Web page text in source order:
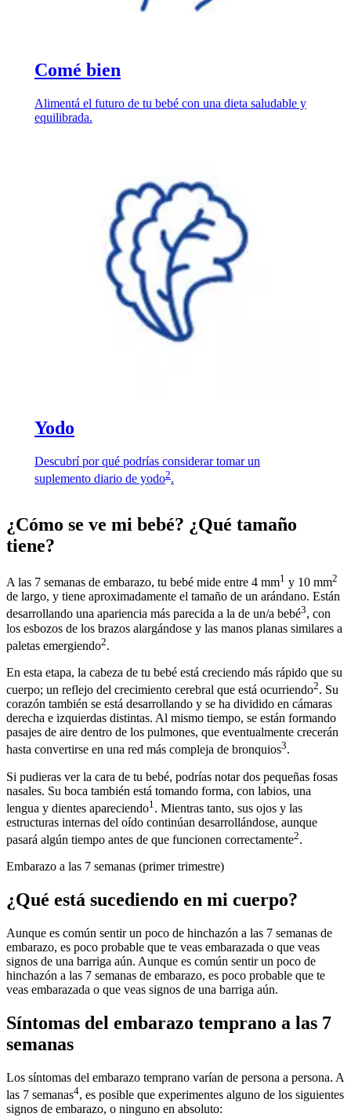
Comé bien
Alimentá el futuro de tu bebé con una dieta saludable y
equilibrada.
Yodo
Descubrí por qué podrías considerar tomar un
suplemento diario de yodo2.
¿Cómo se ve mi bebé? ¿Qué tamaño
tiene?
A las 7 semanas de embarazo, tu bebé mide entre 4 mm1 y 10 mm2
de largo, y tiene aproximadamente el tamaño de un arándano. Están
desarrollando una apariencia más parecida a la de un/a bebé3, con
los esbozos de los brazos alargándose y las manos planas similares a
paletas emergiendo2.
En esta etapa, la cabeza de tu bebé está creciendo más rápido que su
cuerpo; un reflejo del crecimiento cerebral que está ocurriendo2. Su
corazón también se está desarrollando y se ha dividido en cámaras
derecha e izquierdas distintas. Al mismo tiempo, se están formando
pasajes de aire dentro de los pulmones, que eventualmente crecerán
hasta convertirse en una red más compleja de bronquios3.
Si pudieras ver la cara de tu bebé, podrías notar dos pequeñas fosas
nasales. Su boca también está tomando forma, con labios, una
lengua y dientes apareciendo1 . Mientras tanto, sus ojos y las
estructuras internas del oído continúan desarrollándose, aunque
pasará algún tiempo antes de que funcionen correctamente2.
Embarazo a las 7 semanas (primer trimestre)
¿Qué está sucediendo en mi cuerpo?
Aunque es común sentir un poco de hinchazón a las 7 semanas de
embarazo, es poco probable que te veas embarazada o que veas
signos de una barriga aún. Aunque es común sentir un poco de
hinchazón a las 7 semanas de embarazo, es poco probable que te
veas embarazada o que veas signos de una barriga aún.
Síntomas del embarazo temprano a las 7
semanas
Los síntomas del embarazo temprano varían de persona a persona. A
las 7 semanas4, es posible que experimentes alguno de los siguientes
signos de embarazo, o ninguno en absoluto: